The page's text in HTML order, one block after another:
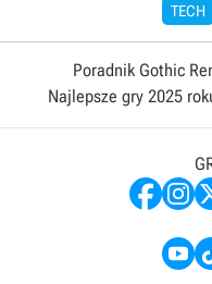
TECH
Poradnik Gothic
Najlepsze gry 2025